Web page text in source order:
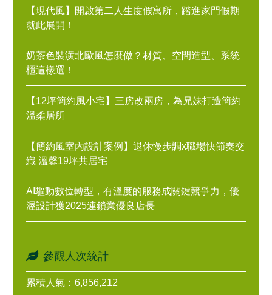
【現代風】開啟第二人生度假寓所，踏進家門假期
就此展開！
奶茶色裝潢北歐風怎麼做？材質、空間造型、系統
櫃這樣選！
【12坪簡約風小宅】三房改兩房，為兄妹打造簡約
溫柔居所
【簡約風室內設計案例】退休慢步調x職場快節奏交
織 溫馨19坪共居宅
AI驅動數位轉型，有溫度的服務成關鍵競爭力，優
渥設計獲2025連鎖業優良店長
參觀人次統計
累積人氣：6,856,212